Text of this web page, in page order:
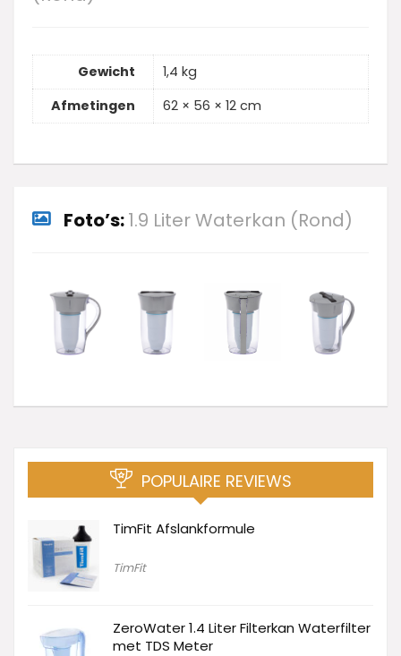
Gewicht
1,4 kg
Afmetingen
62 × 56 × 12 cm
Foto’s:1.9 Liter Waterkan (Rond)
POPULAIRE REVIEWS
TimFit Afslankformule
TimFit
ZeroWater 1.4 Liter Filterkan Waterfilter
met TDS Meter